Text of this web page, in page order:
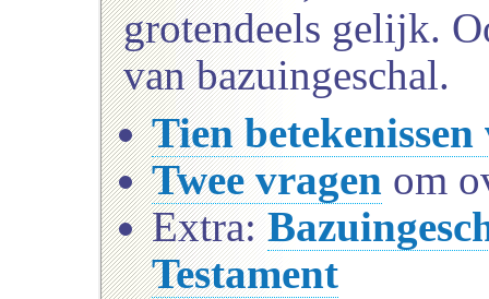
grotendeels gelijk.
van bazuingeschal.
Tien
Twee vragen om
Extra:
Testament